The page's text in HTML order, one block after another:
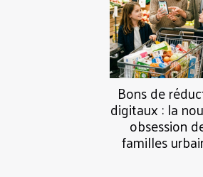
Bons de
digitaux : la
obsession
familles